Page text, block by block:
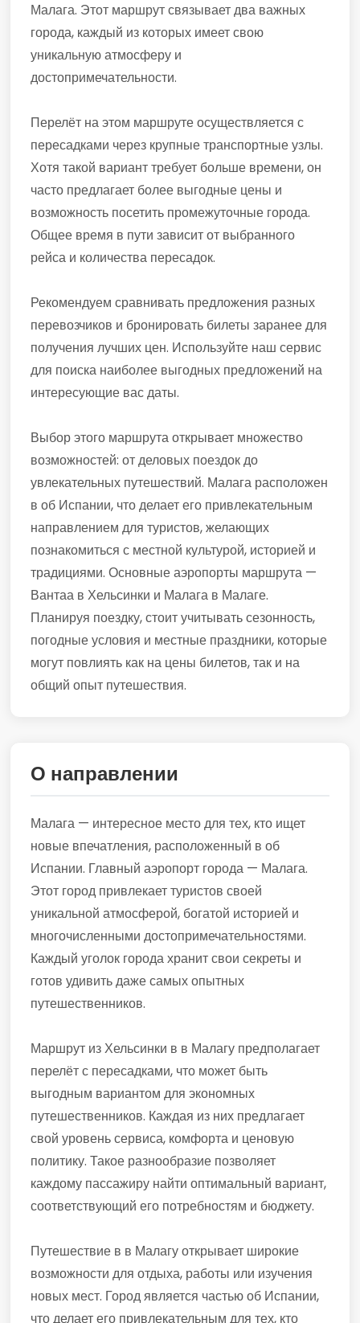
Малага. Этот маршрут связывает два важных
города, каждый из которых имеет свою
уникальную атмосферу и
достопримечательности.
Перелёт на этом маршруте осуществляется с
пересадками через крупные транспортные узлы.
Хотя такой вариант требует больше времени, он
часто предлагает более выгодные цены и
возможность посетить промежуточные города.
Общее время в пути зависит от выбранного
рейса и количества пересадок.
Рекомендуем сравнивать предложения разных
перевозчиков и бронировать билеты заранее для
получения лучших цен. Используйте наш сервис
для поиска наиболее выгодных предложений на
интересующие вас даты.
Выбор этого маршрута открывает множество
возможностей: от деловых поездок до
увлекательных путешествий. Малага расположен
в об Испании, что делает его привлекательным
направлением для туристов, желающих
познакомиться с местной культурой, историей и
традициями. Основные аэропорты маршрута —
Вантаа в Хельсинки и Малага в Малаге.
Планируя поездку, стоит учитывать сезонность,
погодные условия и местные праздники, которые
могут повлиять как на цены билетов, так и на
общий опыт путешествия.
О направлении
Малага — интересное место для тех, кто ищет
новые впечатления, расположенный в об
Испании. Главный аэропорт города — Малага.
Этот город привлекает туристов своей
уникальной атмосферой, богатой историей и
многочисленными достопримечательностями.
Каждый уголок города хранит свои секреты и
готов удивить даже самых опытных
путешественников.
Маршрут из Хельсинки в в Малагу предполагает
перелёт с пересадками, что может быть
выгодным вариантом для экономных
путешественников. Каждая из них предлагает
свой уровень сервиса, комфорта и ценовую
политику. Такое разнообразие позволяет
каждому пассажиру найти оптимальный вариант,
соответствующий его потребностям и бюджету.
Путешествие в в Малагу открывает широкие
возможности для отдыха, работы или изучения
новых мест. Город является частью об Испании,
что делает его привлекательным для тех, кто